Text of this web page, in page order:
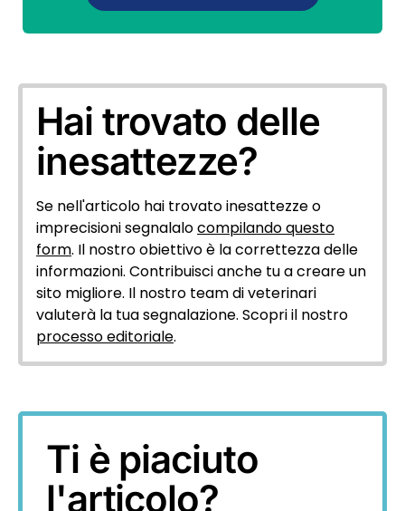
Hai trovato delle
inesattezze?
Se nell'articolo hai trovato inesattezze o
imprecisioni segnalalocompilando questo
form. Il nostro obiettivo è la correttezza delle
informazioni. Contribuisci anche tu a creare un
sito migliore. Il nostro team di veterinari
valuterà la tua segnalazione. Scopri il nostro
processo editoriale.
Ti è piaciuto
l'articolo?